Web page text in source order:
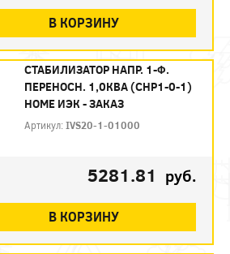
В КОРЗИНУ
СТАБИЛИЗАТОР НАПР. 1-Ф.
ПЕРЕНОСН. 1,0КВA (СНР1-0-1)
HOME ИЭК - ЗАКАЗ
Артикул:IVS20-1-01000
5281.81 руб.
В КОРЗИНУ